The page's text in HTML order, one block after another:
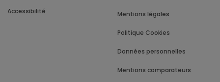
Accessibilité Mentions légales
Politique Cookies
Données personnelles
Mentions comparateurs